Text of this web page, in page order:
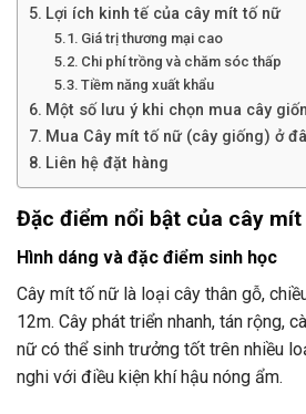
Lợi ích kinh tế của cây mít tố nữ
Giá trị thương mại cao
Chi phí trồng và chăm sóc thấp
Tiềm năng xuất khẩu
Một số lưu ý khi chọn mua cây
Mua Cây mít tố nữ (cây giống) ở
Liên hệ đặt hàng
Đặc điểm nổi bật của cây
Hình dáng và đặc điểm sinh học
Cây mít tố nữ là loại cây thân gỗ,
12m. Cây phát triển nhanh, tán rộng,
nữ có thể sinh trưởng tốt trên nhiều
nghi với điều kiện khí hậu nóng ẩm.